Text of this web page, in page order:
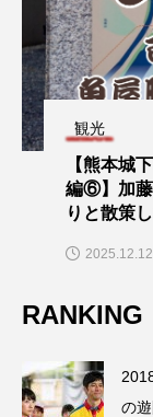
観光
【熊本城
編⑥】加藤
りと散策
2025.12.12
RANKING
の